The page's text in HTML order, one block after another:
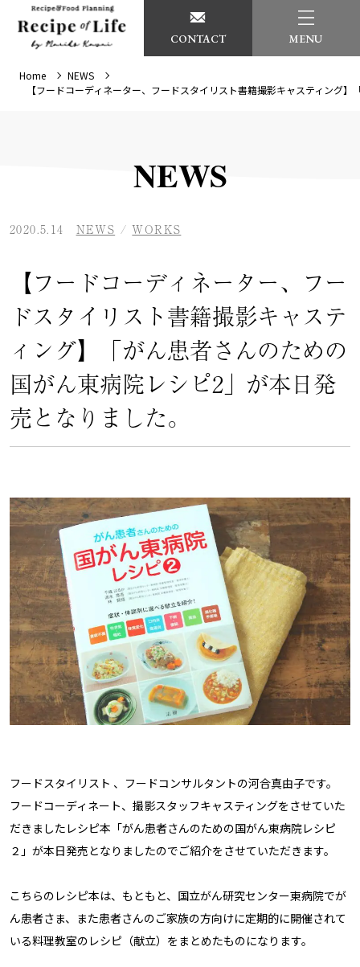
CONTACT MENU
Home
NEWS
【フードコーディネーター、フードスタイリスト書籍撮影キャスティング
NEWS
2020.5.14 NEWS /WORKS
【フードコーディネーター、フー
ドスタイリスト書籍撮影キャステ
ィング】「がん患者さんのための
国がん東病院レシピ2」が本日発
売となりました。
フードスタイリスト 、フードコンサルタントの河合真由子です。
フードコーディネート、撮影スタッフキャスティングをさせていた
だきましたレシピ本「がん患者さんのための国がん東病院レシピ
２」が本日発売となりましたのでご紹介をさせていただきます。
こちらのレシピ本は、もともと、国立がん研究センター東病院でが
ん患者さま、また患者さんのご家族の方向けに定期的に開催されて
いる料理教室のレシピ（献立）をまとめたものになります。